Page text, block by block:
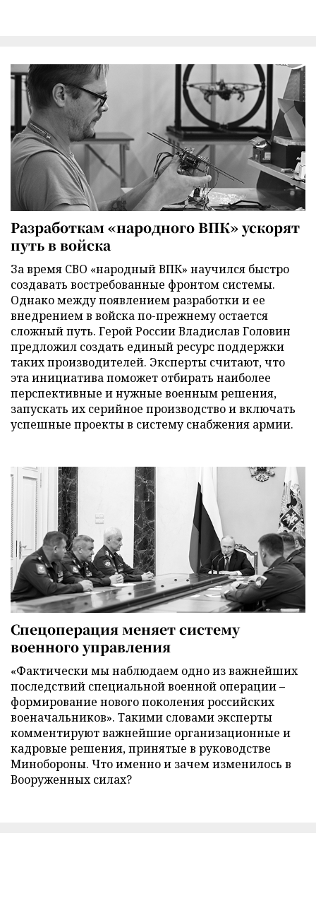
Разработкам «народного ВПК» ускорят
путь в войска
За время СВО «народный ВПК» научился быстро
создавать востребованные фронтом системы.
Однако между появлением разработки и ее
внедрением в войска по-прежнему остается
сложный путь. Герой России Владислав Головин
предложил создать единый ресурс поддержки
таких производителей. Эксперты считают, что
эта инициатива поможет отбирать наиболее
перспективные и нужные военным решения,
запускать их серийное производство и включать
успешные проекты в систему снабжения армии.
Спецоперация меняет систему
военного управления
«Фактически мы наблюдаем одно из важнейших
последствий специальной военной операции –
формирование нового поколения российских
военачальников». Такими словами эксперты
комментируют важнейшие организационные и
кадровые решения, принятые в руководстве
Минобороны. Что именно и зачем изменилось в
Вооруженных силах?